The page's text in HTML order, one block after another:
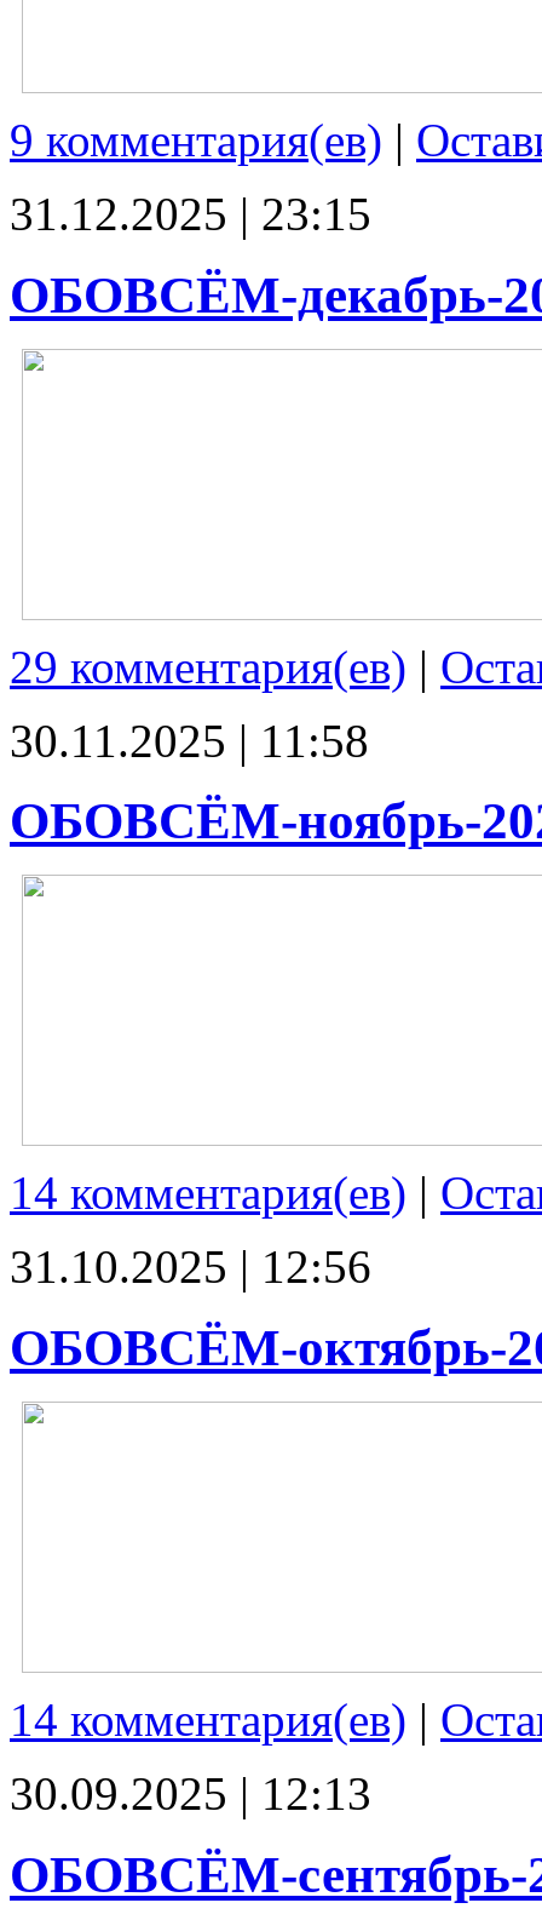
9 комментария(ев) |
31.12.2025 | 23:15
ОБОВСЁМ-декабрь-
29 комментария(ев) |
30.11.2025 | 11:58
ОБОВСЁМ-ноябрь-
14 комментария(ев) |
31.10.2025 | 12:56
ОБОВСЁМ-октябрь-
14 комментария(ев) |
30.09.2025 | 12:13
ОБОВСЁМ-сентябрь-